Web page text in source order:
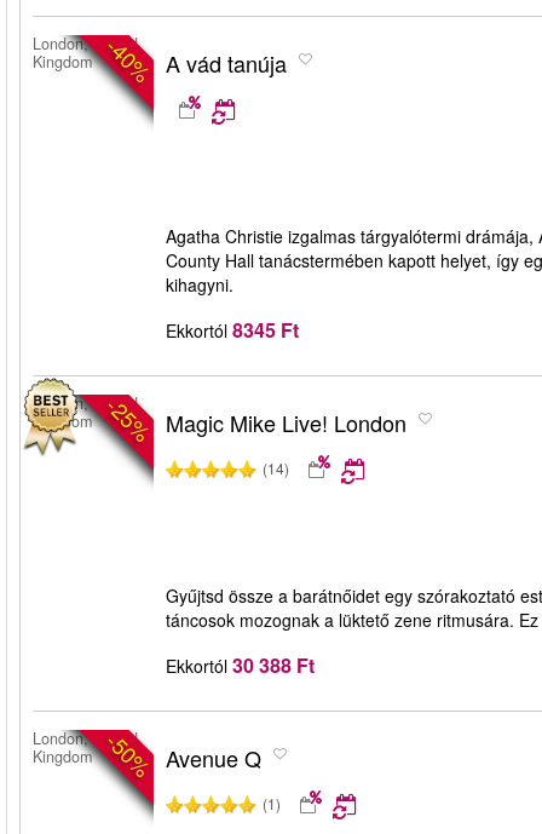
-40%
London, United
Kingdom
A vád tanúja
Agatha Christie izgalmas tárgyalótermi
County Hall tanácstermében kapott helyet, így
kihagyni.
Ekkortól 8345 Ft
-25%
London, United
Kingdom
Magic Mike Live! London
(14)
Gyűjtsd össze a barátnőidet egy szórakoztató
táncosok mozognak a lüktető zene ritmusára.
Ekkortól 30 388 Ft
-50%
London, United
Kingdom
Avenue Q
(1)